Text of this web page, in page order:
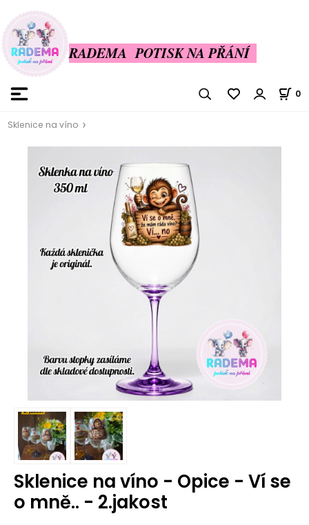
RADEMA POTISK NA PŘÁNÍ
0
Sklenice na víno
Sklenice na víno - Opice - Ví se
o mně.. - 2.jakost